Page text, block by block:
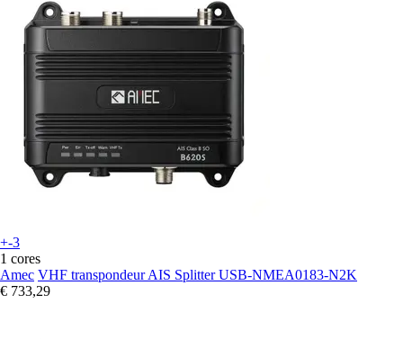
+-3
1 cores
Amec VHF transpondeur AIS Splitter USB-NMEA0183-N2K
€ 733,29